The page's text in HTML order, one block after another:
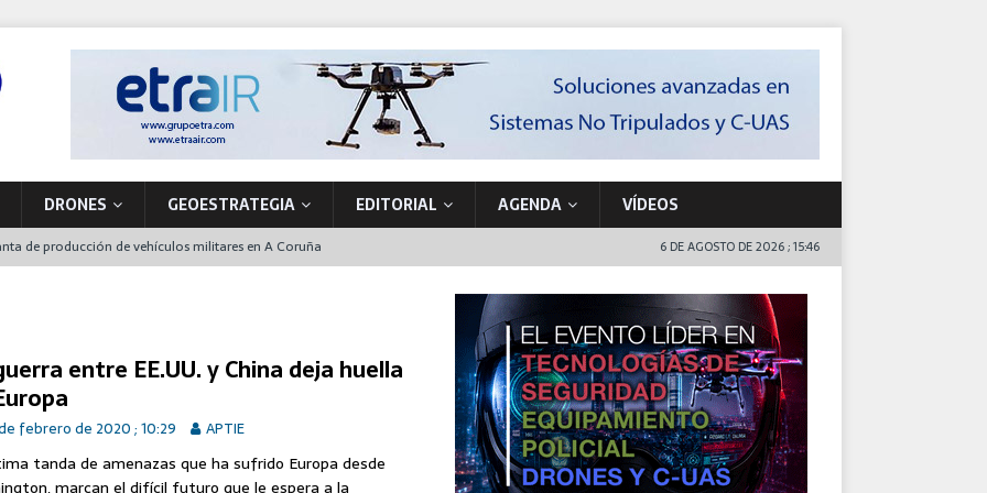
DRONES GEOESTRATEGIA EDITORIAL AGENDA VÍDEOS
de producción de vehículos militares en A Coruña
soberanía tecnológica y la seguridad movilizando nuevos
pieza clave de la OTAN para la disuasión y defensa del Flanco
6 DE AGOSTO DE 2026 ; 15:46
entre EE.UU. y China deja huella
febrero de 2020 ; 10:29 APTIE
tanda de amenazas que ha sufrido Europa desde
marcan el difícil futuro que le espera a la